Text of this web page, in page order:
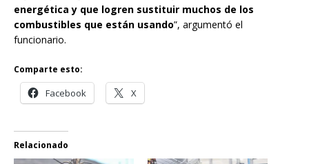
energética y que logren sustituir muchos de los
combustibles que están usando”, argumentó el
funcionario.
Comparte esto:
Facebook X
Relacionado